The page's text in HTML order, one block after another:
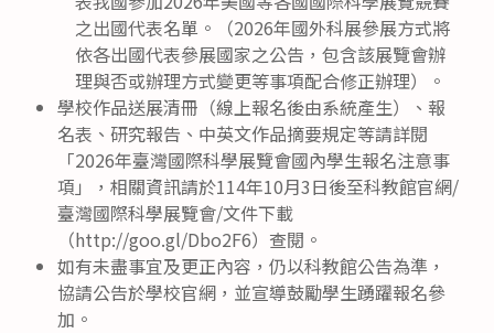
之出國代表名單。（2026年國外科展參展方式將
依各出國代表參展國家之公告，包含該展覽會辦
理與否或辦理方式變更等事項配合修正辦理）。
學校作品送展清冊（線上報名後由系統產生）、報
名表、研究報告、中英文作品摘要規定等請詳閱
「2026年臺灣國際科學展覽會國內學生報名注意事
項」，相關資訊請於114年10月3日後至科教館官網/
臺灣國際科學展覽會/文件下載
（http://goo.gl/Dbo2F6）查閱。
如有未盡事宜及更正內容，仍以科教館公告為準，
協請公告於學校官網，並宣導鼓勵學生踴躍報名參
加。